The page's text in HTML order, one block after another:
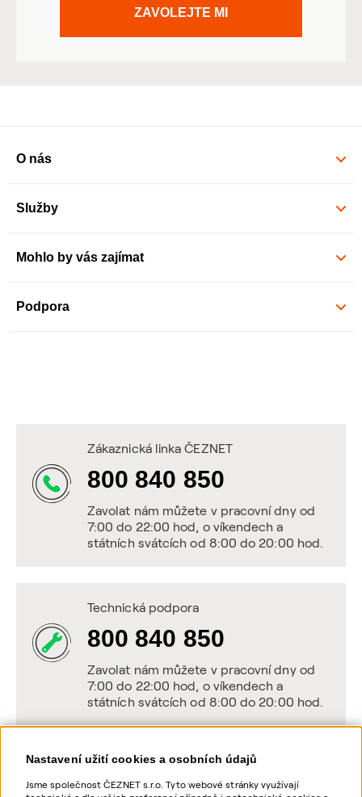
Nastavení užití cookies a osobních údajů
Jsme společnost ČEZNET s.r.o. Tyto webové stránky využívají
ZAVOLEJTE MI
O nás
Služby
Mohlo by vás zajímat
Podpora
Zákaznická linka ČEZNET
800 840 850
Zavolat nám můžete v pracovní dny od
7:00 do 22:00 hod, o víkendech a
státních svátcích od 8:00 do 20:00 hod.
Technická podpora
800 840 850
Zavolat nám můžete v pracovní dny od
7:00 do 22:00 hod, o víkendech a
státních svátcích od 8:00 do 20:00 hod.
Napište nám